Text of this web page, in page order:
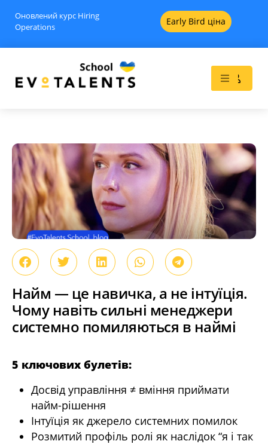
Рекрутинг в Румунії -
Вебінари
$ + ADD
Оновлений курс Hiring
Operations
Early Bird ціна
Найм — це навичка, а не інтуїція.
Чому навіть сильні менеджери
системно помиляються в наймі
5 ключових булетів:
Досвід управління ≠ вміння приймати
найм-рішення
Інтуїція як джерело системних помилок
Розмитий профіль ролі як наслідок “я і так